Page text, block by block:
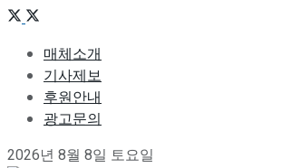
매체소개
기사제보
후원안내
광고문의
2026년 8월 8일 토요일